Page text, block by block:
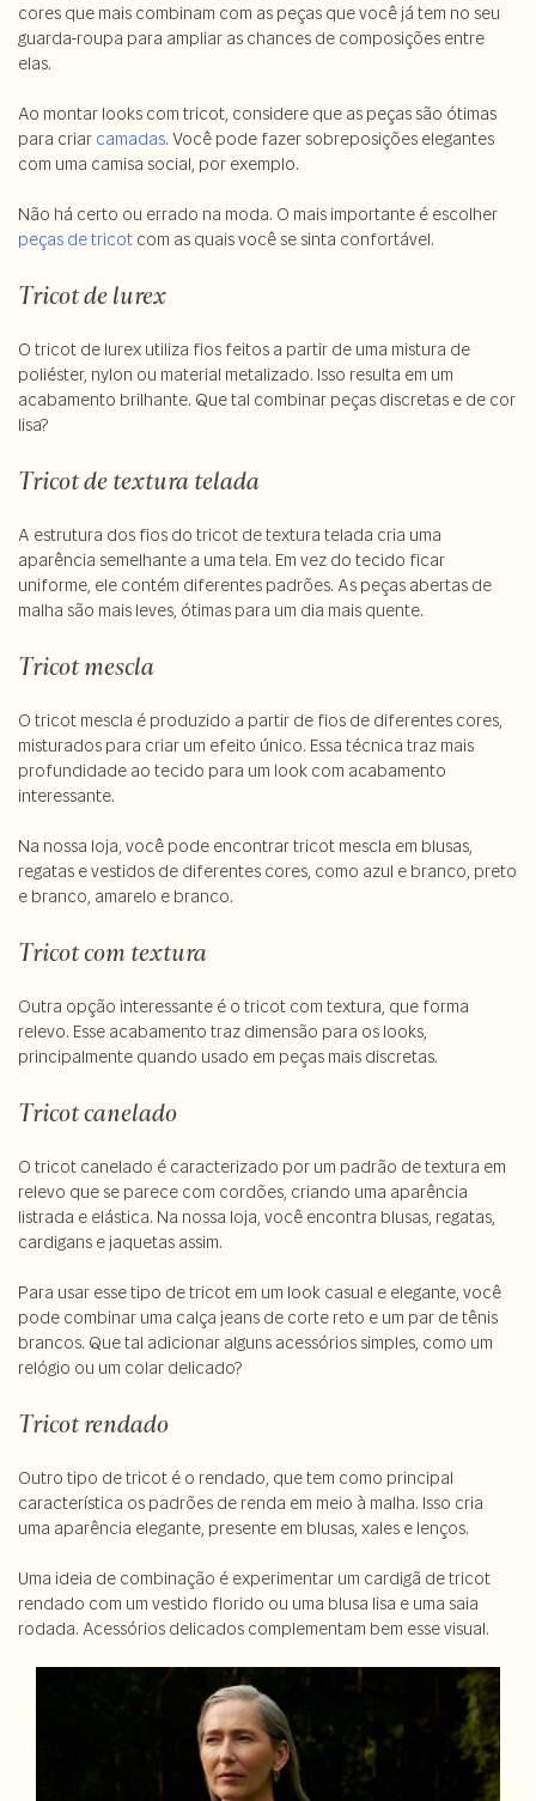
cores que mais combinam com as peças que você já tem no seu
guarda-roupa para ampliar as chances de composições entre
elas.
Ao montar looks com tricot, considere que as peças são ótimas
para criar camadas. Você pode fazer sobreposições elegantes
com uma camisa social, por exemplo.
Não há certo ou errado na moda. O mais importante é escolher
peças de tricot com as quais você se sinta confortável.
Tricot de lurex
O tricot de lurex utiliza fios feitos a partir de uma mistura de
poliéster, nylon ou material metalizado. Isso resulta em um
acabamento brilhante. Que tal combinar peças discretas e de cor
lisa?
Tricot de textura telada
A estrutura dos fios do tricot de textura telada cria uma
aparência semelhante a uma tela. Em vez do tecido ficar
uniforme, ele contém diferentes padrões. As peças abertas de
malha são mais leves, ótimas para um dia mais quente.
Tricot mescla
O tricot mescla é produzido a partir de fios de diferentes cores,
misturados para criar um efeito único. Essa técnica traz mais
profundidade ao tecido para um look com acabamento
interessante.
Na nossa loja, você pode encontrar tricot mescla em blusas,
regatas e vestidos de diferentes cores, como azul e branco, preto
e branco, amarelo e branco.
Tricot com textura
Outra opção interessante é o tricot com textura, que forma
relevo. Esse acabamento traz dimensão para os looks,
principalmente quando usado em peças mais discretas.
Tricot canelado
O tricot canelado é caracterizado por um padrão de textura em
relevo que se parece com cordões, criando uma aparência
listrada e elástica. Na nossa loja, você encontra blusas, regatas,
cardigans e jaquetas assim.
Para usar esse tipo de tricot em um look casual e elegante, você
pode combinar uma calça jeans de corte reto e um par de tênis
brancos. Que tal adicionar alguns acessórios simples, como um
relógio ou um colar delicado?
Tricot rendado
Outro tipo de tricot é o rendado, que tem como principal
característica os padrões de renda em meio à malha. Isso cria
uma aparência elegante, presente em blusas, xales e lenços.
Uma ideia de combinação é experimentar um cardigã de tricot
rendado com um vestido florido ou uma blusa lisa e uma saia
rodada. Acessórios delicados complementam bem esse visual.